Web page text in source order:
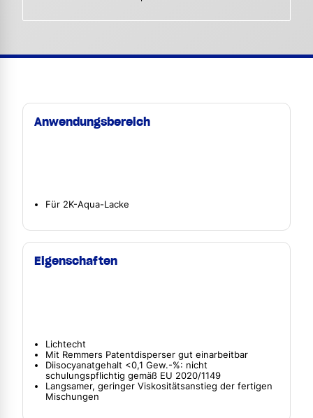
Anwendungsbereich
Für 2K-Aqua-Lacke
Eigenschaften
Lichtecht
Mit Remmers Patentdisperser gut einarbeitbar
Diisocyanatgehalt <0,1 Gew.-%: nicht
schulungspflichtig gemäß EU 2020/1149
Langsamer, geringer Viskositätsanstieg der fertigen
Mischungen